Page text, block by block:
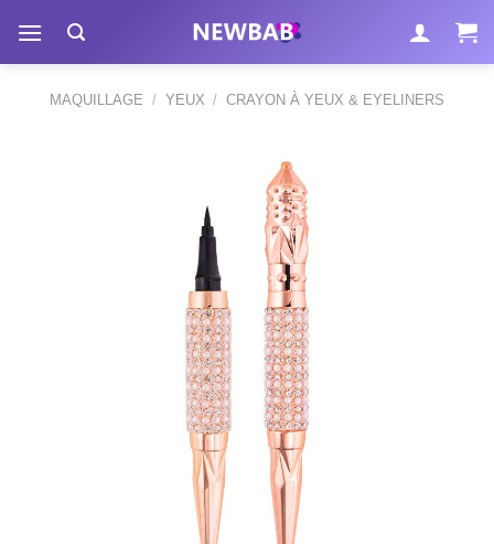
contenu
MAQUILLAGE / YEUX / CRAYON À YEUX & EYELINERS